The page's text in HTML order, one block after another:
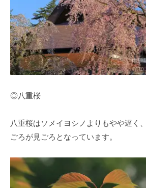
◎八重桜
八重桜はソメイヨシノよりもやや遅く
ごろが見ごろとなっています。